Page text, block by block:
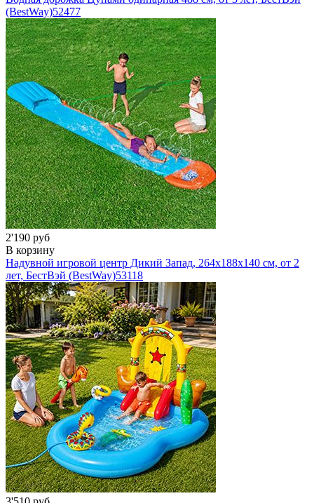
(BestWay)52477
2'190 руб
В корзину
Надувной игровой центр Дикий Запад, 264x188x140 см, от 2
лет, БестВэй (BestWay)53118